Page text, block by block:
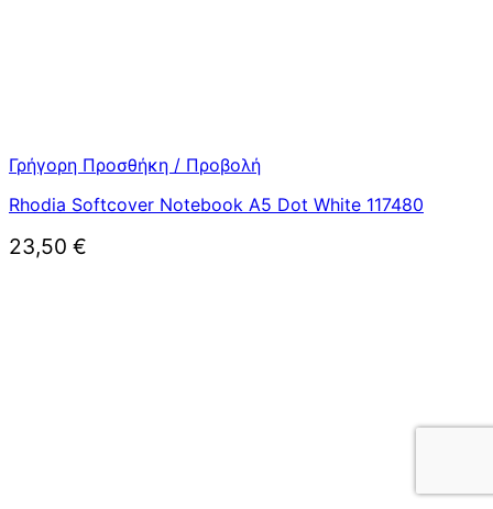
Γρήγορη Προσθήκη / Προβολή
Rhodia Softcover Notebook A5 Dot White 117480
23,50 €